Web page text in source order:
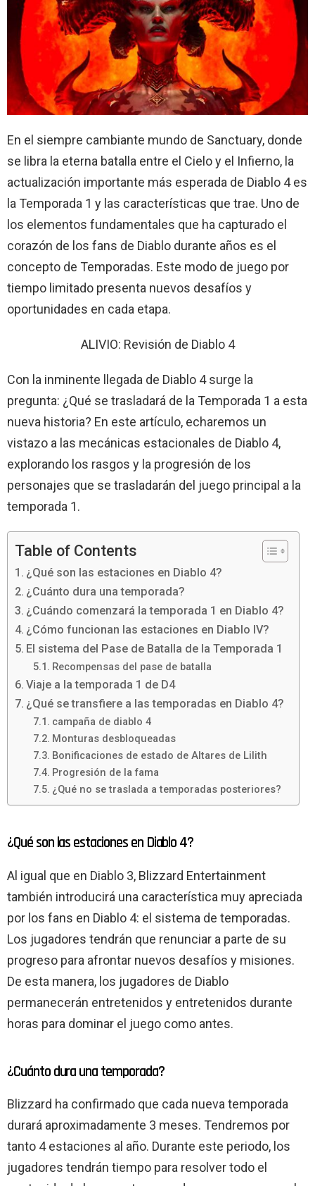
En el siempre cambiante mundo de Sanctuary, donde
se libra la eterna batalla entre el Cielo y el Infierno, la
actualización importante más esperada de Diablo 4 es
la Temporada 1 y las características que trae. Uno de
los elementos fundamentales que ha capturado el
corazón de los fans de Diablo durante años es el
concepto de Temporadas. Este modo de juego por
tiempo limitado presenta nuevos desafíos y
oportunidades en cada etapa.
ALIVIO: Revisión de Diablo 4
Con la inminente llegada de Diablo 4 surge la
pregunta: ¿Qué se trasladará de la Temporada 1 a esta
nueva historia? En este artículo, echaremos un
vistazo a las mecánicas estacionales de Diablo 4,
explorando los rasgos y la progresión de los
personajes que se trasladarán del juego principal a la
temporada 1.
Table of Contents
¿Qué son las estaciones en Diablo 4?
¿Cuánto dura una temporada?
¿Cuándo comenzará la temporada 1 en Diablo 4?
¿Cómo funcionan las estaciones en Diablo IV?
El sistema del Pase de Batalla de la Temporada 1
Recompensas del pase de batalla
Viaje a la temporada 1 de D4
¿Qué se transfiere a las temporadas en Diablo 4?
campaña de diablo 4
Monturas desbloqueadas
Bonificaciones de estado de Altares de Lilith
Progresión de la fama
¿Qué no se traslada a temporadas posteriores?
¿Qué son las estaciones en Diablo 4?
Al igual que en Diablo 3, Blizzard Entertainment
también introducirá una característica muy apreciada
por los fans en Diablo 4: el sistema de temporadas.
Los jugadores tendrán que renunciar a parte de su
progreso para afrontar nuevos desafíos y misiones.
De esta manera, los jugadores de Diablo
permanecerán entretenidos y entretenidos durante
horas para dominar el juego como antes.
¿Cuánto dura una temporada?
Blizzard ha confirmado que cada nueva temporada
durará aproximadamente 3 meses. Tendremos por
tanto 4 estaciones al año. Durante este periodo, los
jugadores tendrán tiempo para resolver todo el